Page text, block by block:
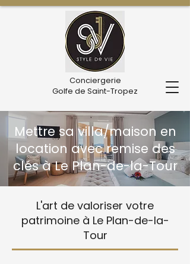
Conciergerie
Golfe de Saint-Tropez
Mettre sa villa/maison en
location avec remise des
clés à Le Plan-de-la-Tour
L'art de valoriser votre
patrimoine à Le Plan-de-la-
Tour